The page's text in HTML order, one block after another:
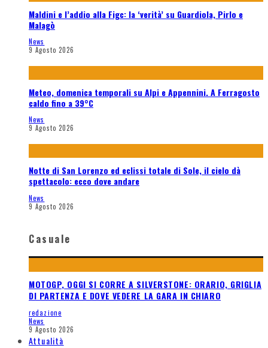
Maldini e l’addio alla Figc: la ‘verità’ su Guardiola, Pirlo e
Malagò
News
9 Agosto 2026
Meteo, domenica temporali su Alpi e Appennini. A Ferragosto
caldo fino a 39°C
News
9 Agosto 2026
Notte di San Lorenzo ed eclissi totale di Sole, il cielo dà
spettacolo: ecco dove andare
News
9 Agosto 2026
Casuale
MOTOGP, OGGI SI CORRE A SILVERSTONE: ORARIO, GRIGLIA
DI PARTENZA E DOVE VEDERE LA GARA IN CHIARO
redazione
News
9 Agosto 2026
Attualità